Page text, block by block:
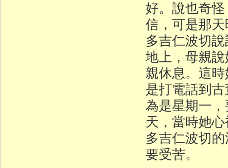
好。說也奇
信，可是那
多吉仁波切
地上，母親
親休息。這
是打電話到
為是星期一
天，當時她
多吉仁波切
要受苦。